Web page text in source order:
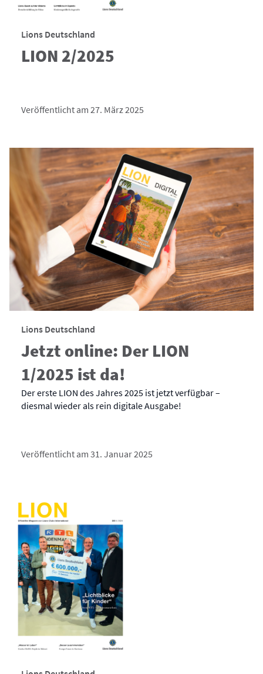
Lions Deutschland
LION 2/2025
Veröffentlicht am 27. März 2025
Lions Deutschland
Jetzt online: Der LION
1/2025 ist da!
Der erste LION des Jahres 2025 ist jetzt verfügbar –
diesmal wieder als rein digitale Ausgabe!
Veröffentlicht am 31. Januar 2025